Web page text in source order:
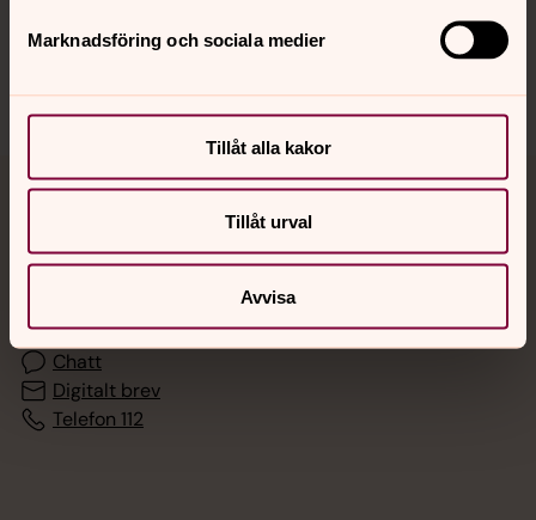
Marknadsföring och sociala medier
Tillåt alla kakor
Tillåt urval
Avvisa
Jourhavande präst
Akut samtals- och krisstöd. Prata eller chatta anonymt
med en präst på kvällar och nätter.
Chatt
Digitalt brev
Telefon 112